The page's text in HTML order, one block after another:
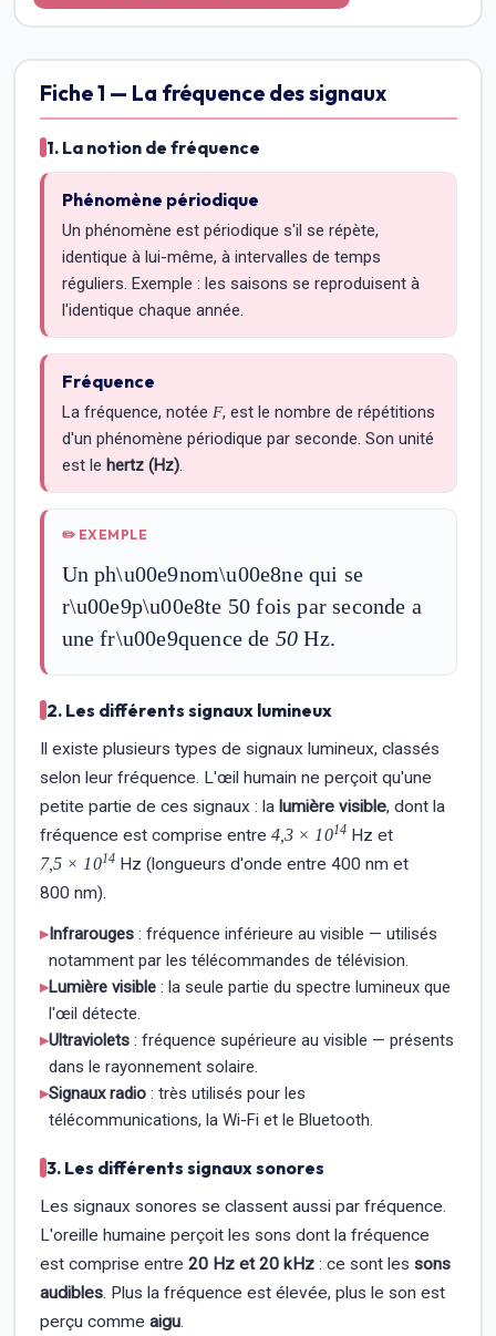
Fiche 1 — La fréquence des signaux
1. La notion de fréquence
Phénomène périodique
Un phénomène est périodique s'il se répète,
identique à lui-même, à intervalles de temps
réguliers. Exemple : les saisons se reproduisent à
l'identique chaque année.
Fréquence
La fréquence, notée F, est le nombre de répétitions
d'un phénomène périodique par seconde. Son unité
est le hertz (Hz).
✏️ EXEMPLE
Un ph\u00e9nom\u00e8ne qui se
r\u00e9p\u00e8te 50 fois par seconde a
une fr\u00e9quence de 50Hz.
2. Les différents signaux lumineux
Il existe plusieurs types de signaux lumineux, classés
selon leur fréquence. L'œil humain ne perçoit qu'une
petite partie de ces signaux : la lumière visible, dont la
fréquence est comprise entre 4,3 × 1014 Hz et
7,5 × 1014 Hz (longueurs d'onde entre 400 nm et
800 nm).
▸Infrarouges: fréquence inférieure au visible — utilisés
notamment par les télécommandes de télévision.
▸Lumière visible: la seule partie du spectre lumineux que
l'œil détecte.
▸Ultraviolets: fréquence supérieure au visible — présents
dans le rayonnement solaire.
▸Signaux radio: très utilisés pour les
télécommunications, la Wi-Fi et le Bluetooth.
3. Les différents signaux sonores
Les signaux sonores se classent aussi par fréquence.
L'oreille humaine perçoit les sons dont la fréquence
est comprise entre 20 Hz et 20 kHz: ce sont les sons
audibles. Plus la fréquence est élevée, plus le son est
perçu comme aigu.